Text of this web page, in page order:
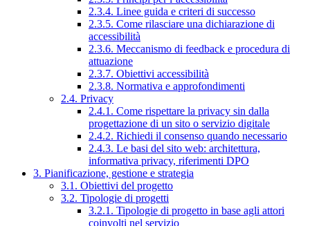
2.3.4. Linee guida e criteri di successo
2.3.5. Come rilasciare una dichiarazione di
accessibilità
2.3.6. Meccanismo di feedback e procedura di
attuazione
2.3.7. Obiettivi accessibilità
2.3.8. Normativa e approfondimenti
2.4. Privacy
2.4.1. Come rispettare la privacy sin dalla
progettazione di un sito o servizio digitale
2.4.2. Richiedi il consenso quando necessario
2.4.3. Le basi del sito web: architettura,
informativa privacy, riferimenti DPO
3. Pianificazione, gestione e strategia
3.1. Obiettivi del progetto
3.2. Tipologie di progetti
3.2.1. Tipologie di progetto in base agli attori
coinvolti nel servizio